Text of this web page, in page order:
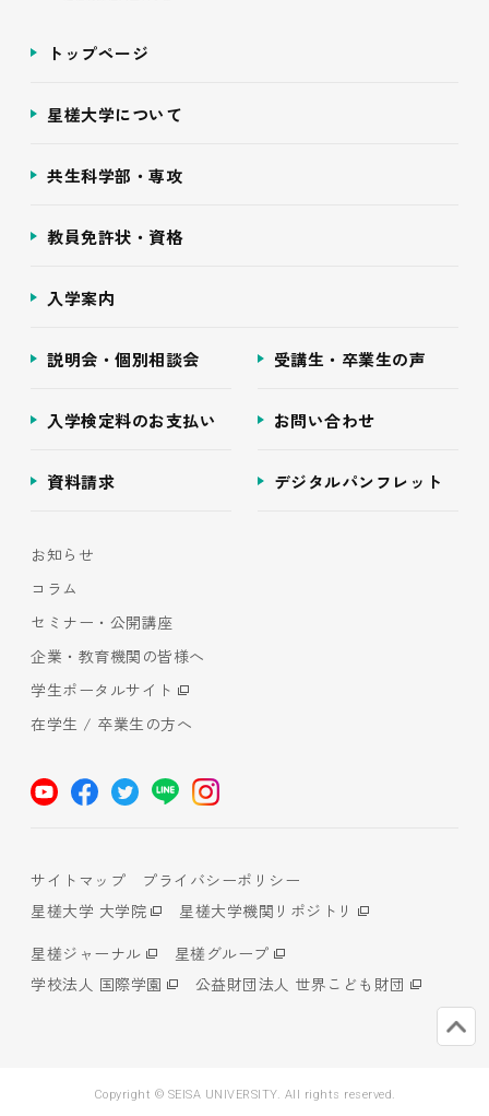
トップページ
星槎大学について
共生科学部・専攻
教員免許状・資格
入学案内
説明会・個別相談会 受講生・卒業生の声
入学検定料のお支払い お問い合わせ
資料請求 デジタルパンフレット
お知らせ
コラム
セミナー・公開講座
企業・教育機関の皆様へ
学生ポータルサイト
在学生 / 卒業生の方へ
サイトマップ
プライバシーポリシー
星槎大学 大学院
星槎大学機関リポジトリ
星槎ジャーナル
星槎グループ
学校法人 国際学園
公益財団法人 世界こども財団
Copyright © SEISA UNIVERSITY. All rights reserved.